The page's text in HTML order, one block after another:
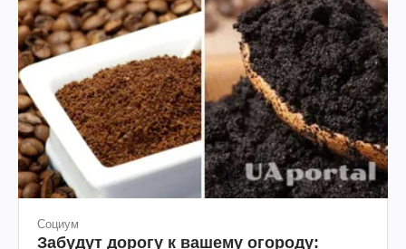
Социум
Забудут дорогу к вашему огороду: